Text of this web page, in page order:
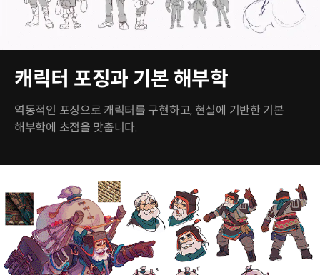
캐릭터 포징과 기본 해부학
역동적인 포징으로 캐릭터를 구현하고, 현실에 기반한 기본
해부학에 초점을 맞춥니다.